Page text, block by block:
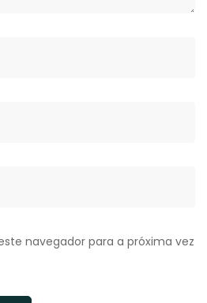
navegador para a próxima vez